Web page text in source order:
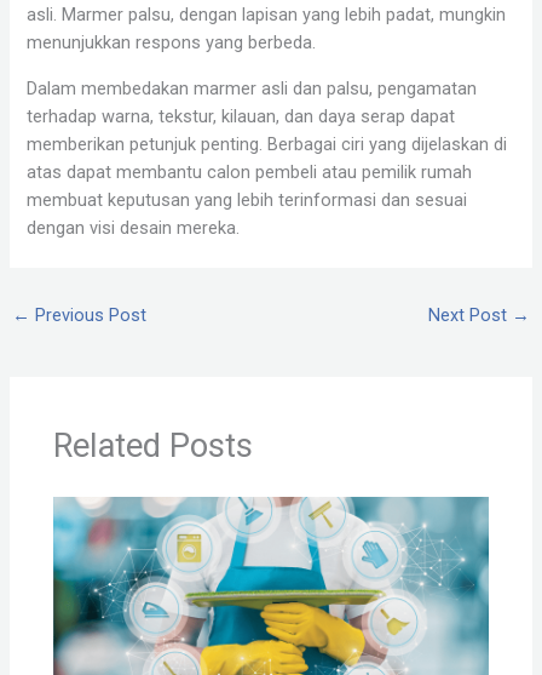
asli. Marmer palsu, dengan lapisan yang lebih padat, mungkin
menunjukkan respons yang berbeda.
Dalam membedakan marmer asli dan palsu, pengamatan
terhadap warna, tekstur, kilauan, dan daya serap dapat
memberikan petunjuk penting. Berbagai ciri yang dijelaskan di
atas dapat membantu calon pembeli atau pemilik rumah
membuat keputusan yang lebih terinformasi dan sesuai
dengan visi desain mereka.
← Previous Post Next Post →
Related Posts